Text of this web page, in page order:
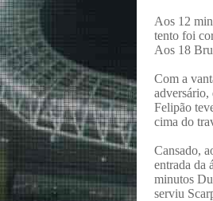
Aos 12
tento foi
Aos 18
Com a
adversário,
Felipão
cima do
Cansado,
entrada da
minutos
serviu